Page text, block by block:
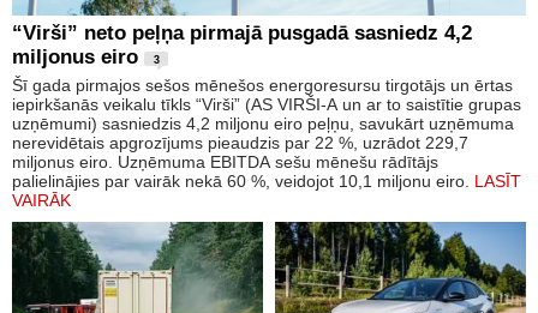
“Virši” neto peļņa pirmajā pusgadā sasniedz 4,2
miljonus eiro
3
Šī gada pirmajos sešos mēnešos energoresursu tirgotājs un ērtas
iepirkšanās veikalu tīkls “Virši” (AS VIRŠI-A un ar to saistītie grupas
uzņēmumi) sasniedzis 4,2 miljonu eiro peļņu, savukārt uzņēmuma
nerevidētais apgrozījums pieaudzis par 22 %, uzrādot 229,7
miljonus eiro. Uzņēmuma EBITDA sešu mēnešu rādītājs
palielinājies par vairāk nekā 60 %, veidojot 10,1 miljonu eiro. LASĪT
VAIRĀK